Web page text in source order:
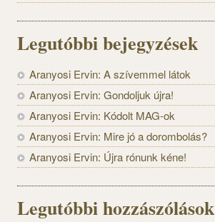
Legutóbbi bejegyzések
Aranyosi Ervin: A szívemmel látok
Aranyosi Ervin: Gondoljuk újra!
Aranyosi Ervin: Kódolt MAG-ok
Aranyosi Ervin: Mire jó a dorombolás?
Aranyosi Ervin: Újra rónunk kéne!
Legutóbbi hozzászólások